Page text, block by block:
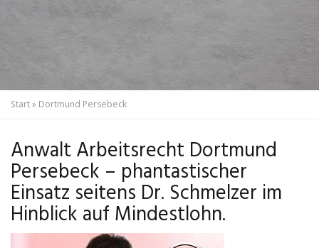
Start» Dortmund Persebeck
Anwalt Arbeitsrecht Dortmund
Persebeck – phantastischer
Einsatz seitens Dr. Schmelzer im
Hinblick auf Mindestlohn.